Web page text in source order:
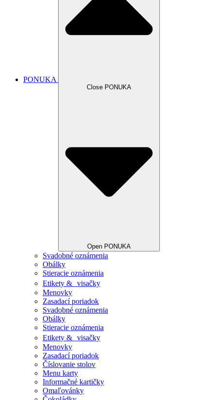
PONUKA
Close PONUKA
Open PONUKA
Svadobné oznámenia
Obálky
Stieracie oznámenia
Etikety & visačky
Menovky
Zasadací poriadok
Svadobné oznámenia
Obálky
Stieracie oznámenia
Etikety & visačky
Menovky
Zasadací poriadok
Číslovanie stolov
Menu karty
Informačné kartičky
Omaľovánky